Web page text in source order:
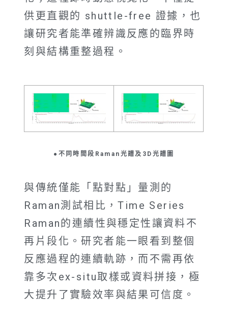
供更直觀的 shuttle-free 證據，也
讓研究者能準確辨識反應的臨界時
刻與結構重整過程。
●不同時間段Raman光譜及3D光譜圖
與傳統僅能「點對點」量測的
Raman測試相比，Time Series
Raman的連續性與穩定性讓資料不
再片段化。研究者能一眼看到整個
反應過程的連續軌跡，而不需再依
靠多次ex-situ取樣或資料拼接，極
大提升了實驗效率與結果可信度。